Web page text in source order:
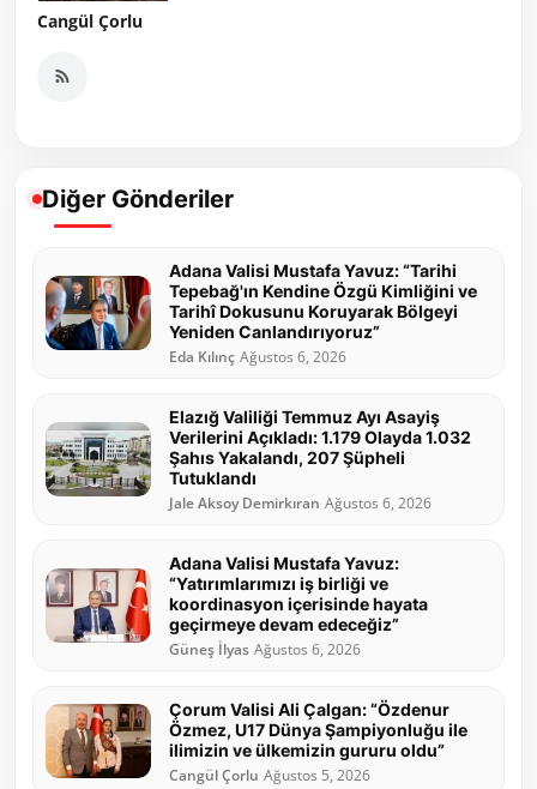
Cangül Çorlu
Diğer Gönderiler
Adana Valisi Mustafa Yavuz: “Tarihi
Tepebağ'ın Kendine Özgü Kimliğini ve
Tarihî Dokusunu Koruyarak Bölgeyi
Yeniden Canlandırıyoruz”
Eda Kılınç Ağustos 6, 2026
Elazığ Valiliği Temmuz Ayı Asayiş
Verilerini Açıkladı: 1.179 Olayda 1.032
Şahıs Yakalandı, 207 Şüpheli
Tutuklandı
Jale Aksoy Demirkıran Ağustos 6, 2026
Adana Valisi Mustafa Yavuz:
“Yatırımlarımızı iş birliği ve
koordinasyon içerisinde hayata
geçirmeye devam edeceğiz”
Güneş İlyas Ağustos 6, 2026
Çorum Valisi Ali Çalgan: “Özdenur
Özmez, U17 Dünya Şampiyonluğu ile
ilimizin ve ülkemizin gururu oldu”
Cangül Çorlu Ağustos 5, 2026